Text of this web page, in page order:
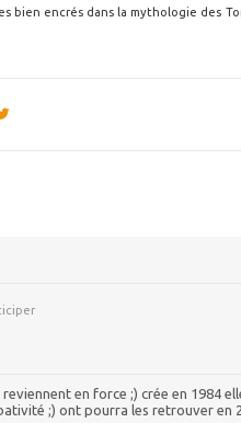
bien encrés dans la mythologie des
en force ;) crée en 1984
;) ont pourra les retrouver en